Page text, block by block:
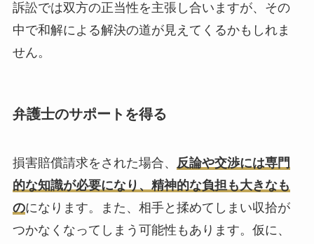
訴訟では双方の正当性を主張し合いますが、その
中で和解による解決の道が見えてくるかもしれま
せん。
弁護士のサポートを得る
損害賠償請求をされた場合、
反論や交渉には専門
的な知識が必要になり、精神的な負担も大きなも
のになります。また、相手と揉めてしまい収拾が
つかなくなってしまう可能性もあります。仮に、